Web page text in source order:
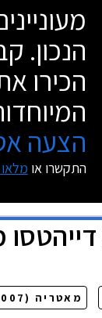
הנכון.
הכירו
הצעה
התקשרו או